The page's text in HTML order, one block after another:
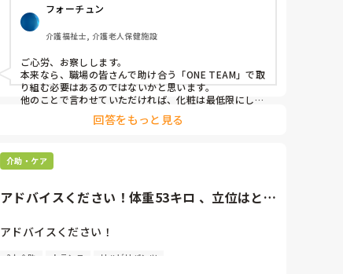
フォーチュン
介護福祉士, 介護老人保健施設
ご心労、お察しします。
本来なら、職場の皆さんで助け合う「ONE TEAM」で取
り組む必要はあるのではないかと思います。
他のことで言わせていただければ、化粧は最低限にした
方がいいと思いますね。そのギャルは。
回答をもっと見る
介助・ケア
アドバイスください！体重53キロ 、立位はとれ
アドバイスください！
体重53キロ 、立位はとれない方で、重度の認知症の
2人介助 トランス リハビリパンツ